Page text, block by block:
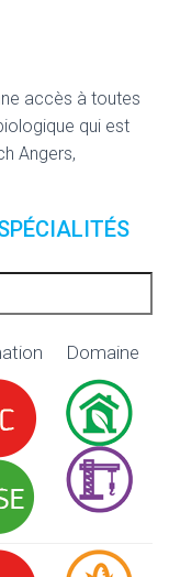
accès à toutes
qui est
Angers,
Domaine